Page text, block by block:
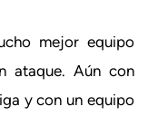
mejor equipo
ataque. Aún con
y con un equipo